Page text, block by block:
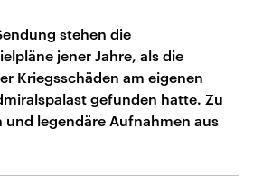
stehen die
jener Jahre, als die
Kriegsschäden am eigenen
gefunden hatte. Zu
und legendäre Aufnahmen aus